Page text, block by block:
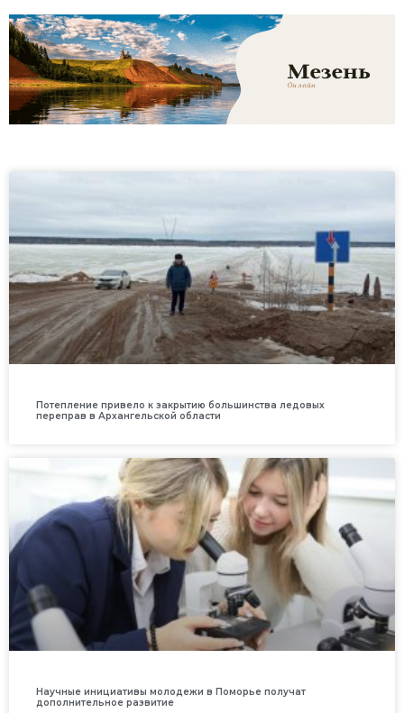
Потепление привело к закрытию большинства ледовых
переправ в Архангельской области
Научные инициативы молодежи в Поморье получат
дополнительное развитие